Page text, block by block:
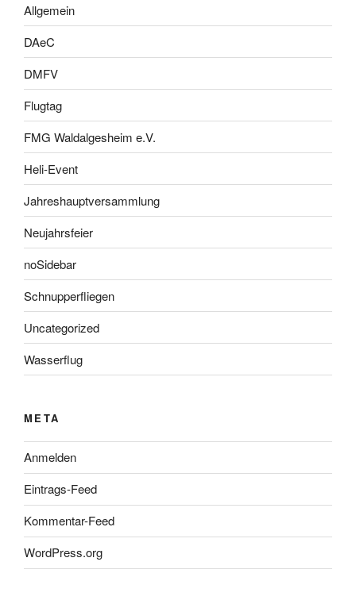
Allgemein
DAeC
DMFV
Flugtag
FMG Waldalgesheim e.V.
Heli-Event
Jahreshauptversammlung
Neujahrsfeier
noSidebar
Schnupperfliegen
Uncategorized
Wasserflug
META
Anmelden
Eintrags-Feed
Kommentar-Feed
WordPress.org